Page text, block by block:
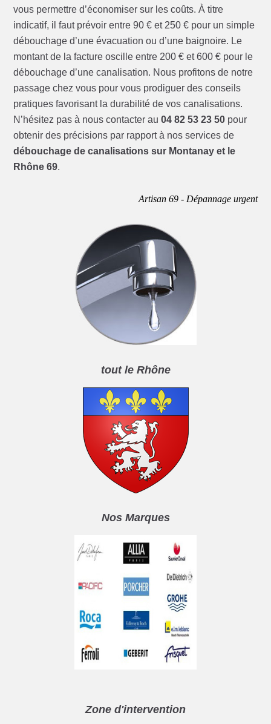
vous permettre d’économiser sur les coûts. À titre
indicatif, il faut prévoir entre 90 € et 250 € pour un simple
débouchage d’une évacuation ou d’une baignoire. Le
montant de la facture oscille entre 200 € et 600 € pour le
débouchage d’une canalisation. Nous profitons de notre
passage chez vous pour vous prodiguer des conseils
pratiques favorisant la durabilité de vos canalisations.
N’hésitez pas à nous contacter au04 82 53 23 50 pour
obtenir des précisions par rapport à nos services de
débouchage de canalisations sur Montanay et le
Rhône 69.
Artisan 69 - Dépannage urgent
tout le Rhône
Nos Marques
Zone d'intervention